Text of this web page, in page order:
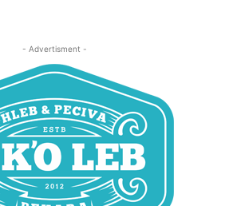
- Advertisment -